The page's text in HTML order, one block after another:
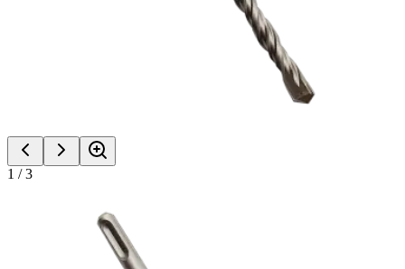
1 /3